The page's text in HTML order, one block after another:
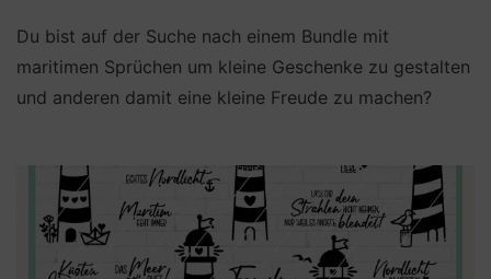
Du bist auf der Suche nach einem Bundle mit
maritimen Sprüchen um kleine Geschenke zu gestalten
und anderen damit eine kleine Freude zu machen?